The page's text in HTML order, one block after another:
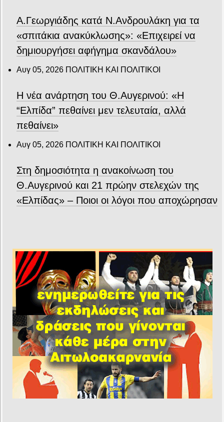
Α.Γεωργιάδης κατά Ν.Ανδρουλάκη για τα
«σπιτάκια ανακύκλωσης»: «Επιχειρεί να
δημιουργήσει αφήγημα σκανδάλου»
Αυγ 05, 2026 ΠΟΛΙΤΙΚΗ ΚΑΙ ΠΟΛΙΤΙΚΟΙ
Η νέα ανάρτηση του Θ.Αυγερινού: «Η
“Ελπίδα” πεθαίνει μεν τελευταία, αλλά
πεθαίνει»
Αυγ 05, 2026 ΠΟΛΙΤΙΚΗ ΚΑΙ ΠΟΛΙΤΙΚΟΙ
Στη δημοσιότητα η ανακοίνωση του
Θ.Αυγερινού και 21 πρώην στελεχών της
«Ελπίδας» – Ποιοι οι λόγοι που αποχώρησαν